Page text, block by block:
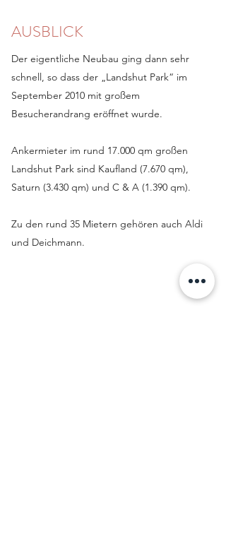
AUSBLICK
Der eigentliche Neubau ging dann sehr
schnell, so dass der „Landshut Park“ im
September 2010 mit großem
Besucherandrang eröffnet wurde.
Ankermieter im rund 17.000 qm großen
Landshut Park sind Kaufland (7.670 qm),
Saturn (3.430 qm) und C & A (1.390 qm).
Zu den rund 35 Mietern gehören auch Aldi
und Deichmann.